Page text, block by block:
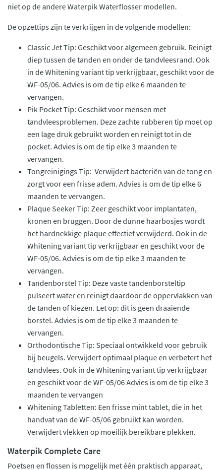
niet op de andere Waterpik Waterflosser modellen.
De opzettips zijn te verkrijgen in de volgende modellen:
Classic Jet Tip: Geschikt voor algemeen gebruik. Reinigt
diep tussen de tanden en onder de tandvleesrand. Ook
in de Whitening variant tip verkrijgbaar, geschikt voor de
WF-05/06. Advies is om de tip elke 6 maanden te
vervangen.
Pik Pocket Tip: Geschikt voor mensen met
tandvleesproblemen. Deze zachte rubberen tip moet op
een lage druk gebruikt worden en reinigt tot in de
pocket. Advies is om de tip elke 3 maanden te
vervangen.
Tongreinigings Tip: Verwijdert bacteriën van de tong en
zorgt voor een frisse adem. Advies is om de tip elke 6
maanden te vervangen.
Plaque Seeker Tip: Zeer geschikt voor implantaten,
kronen en bruggen. Door de dunne haarbosjes wordt
het hardnekkige plaque effectief verwijderd. Ook in de
Whitening variant tip verkrijgbaar en geschikt voor de
WF-05/06. Advies is om de tip elke 3 maanden te
vervangen.
Tandenborstel Tip: Deze vaste tandenborsteltip
pulseert water en reinigt daardoor de oppervlakken van
de tanden of kiezen. Let op: dit is geen draaiende
borstel. Advies is om de tip elke 3 maanden te
vervangen.
Orthodontische Tip: Speciaal ontwikkeld voor gebruik
bij beugels. Verwijdert optimaal plaque en verbetert het
tandvlees. Ook in de Whitening variant tip verkrijgbaar
en geschikt voor de WF-05/06 Advies is om de tip elke 3
maanden te vervangen
Whitening Tabletten: Een frisse mint tablet, die in het
handvat van de WF-05/06 gebruikt kan worden.
Verwijdert vlekken op moeilijk bereikbare plekken.
Waterpik Complete Care
Poetsen en flossen is mogelijk met één praktisch apparaat,